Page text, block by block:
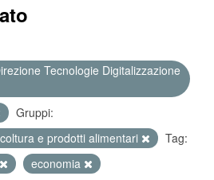
Tecnologie Digitalizzazione
Gruppi:
e prodotti alimentari
Tag:
economia